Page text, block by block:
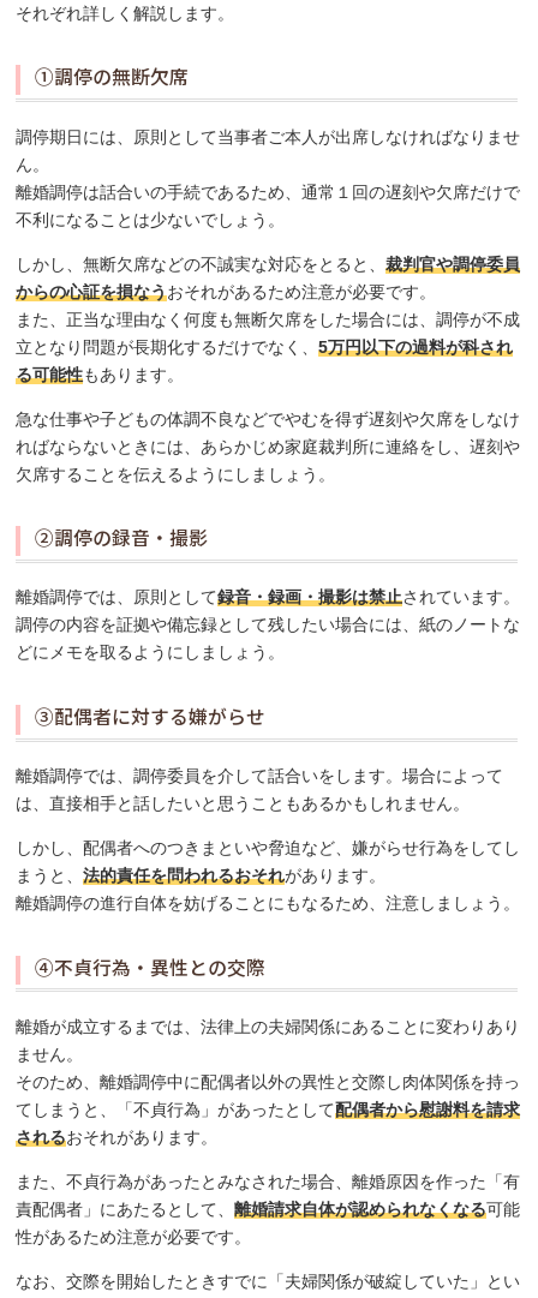
それぞれ詳しく解説します。
①調停の無断欠席
調停期日には、原則として当事者ご本人が出席しなければなりませ
ん。
離婚調停は話合いの手続であるため、通常１回の遅刻や欠席だけで
不利になることは少ないでしょう。
しかし、無断欠席などの不誠実な対応をとると、裁判官や調停委員
からの心証を損なうおそれがあるため注意が必要です。
また、正当な理由なく何度も無断欠席をした場合には、調停が不成
立となり問題が長期化するだけでなく、5万円以下の過料が科され
る可能性もあります。
急な仕事や子どもの体調不良などでやむを得ず遅刻や欠席をしなけ
ればならないときには、あらかじめ家庭裁判所に連絡をし、遅刻や
欠席することを伝えるようにしましょう。
②調停の録音・撮影
離婚調停では、原則として録音・録画・撮影は禁止されています。
調停の内容を証拠や備忘録として残したい場合には、紙のノートな
どにメモを取るようにしましょう。
③配偶者に対する嫌がらせ
離婚調停では、調停委員を介して話合いをします。場合によって
は、直接相手と話したいと思うこともあるかもしれません。
しかし、配偶者へのつきまといや脅迫など、嫌がらせ行為をしてし
まうと、法的責任を問われるおそれがあります。
離婚調停の進行自体を妨げることにもなるため、注意しましょう。
④不貞行為・異性との交際
離婚が成立するまでは、法律上の夫婦関係にあることに変わりあり
ません。
そのため、離婚調停中に配偶者以外の異性と交際し肉体関係を持っ
てしまうと、「不貞行為」があったとして配偶者から慰謝料を請求
されるおそれがあります。
また、不貞行為があったとみなされた場合、離婚原因を作った「有
責配偶者」にあたるとして、離婚請求自体が認められなくなる可能
性があるため注意が必要です。
なお、交際を開始したときすでに「夫婦関係が破綻していた」とい